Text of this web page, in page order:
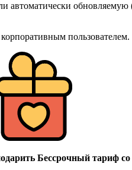
автоматически обновляемую
Бессрочный тариф со